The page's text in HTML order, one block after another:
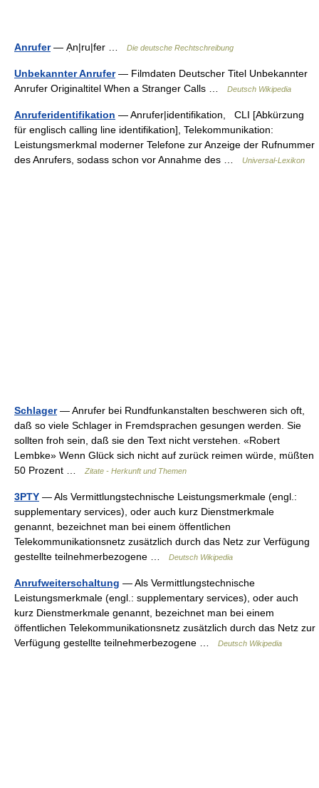
Anrufer— Ạn|ru|fer … Die deutsche Rechtschreibung
Unbekannter Anrufer— Filmdaten Deutscher Titel Unbekannter
Anrufer Originaltitel When a Stranger Calls …
Deutsch Wikipedia
Anruferidentifikation — Anrufer|identifikation, CLI [Abkürzung
für englisch calling line identifikation], Telekommunikation:
Leistungsmerkmal moderner Telefone zur Anzeige der Rufnummer
des Anrufers, sodass schon vor Annahme des …
Universal-Lexikon
Schlager— Anrufer bei Rundfunkanstalten beschweren sich oft,
daß so viele Schlager in Fremdsprachen gesungen werden. Sie
sollten froh sein, daß sie den Text nicht verstehen. «Robert
Lembke» Wenn Glück sich nicht auf zurück reimen würde, müßten
50 Prozent …
Zitate - Herkunft und Themen
3PTY — Als Vermittlungstechnische Leistungsmerkmale (engl.:
supplementary services), oder auch kurz Dienstmerkmale
genannt, bezeichnet man bei einem öffentlichen
Telekommunikationsnetz zusätzlich durch das Netz zur Verfügung
gestellte teilnehmerbezogene …
Deutsch Wikipedia
Anrufweiterschaltung — Als Vermittlungstechnische
Leistungsmerkmale (engl.: supplementary services), oder auch
kurz Dienstmerkmale genannt, bezeichnet man bei einem
öffentlichen Telekommunikationsnetz zusätzlich durch das Netz zur
Verfügung gestellte teilnehmerbezogene …
Deutsch Wikipedia